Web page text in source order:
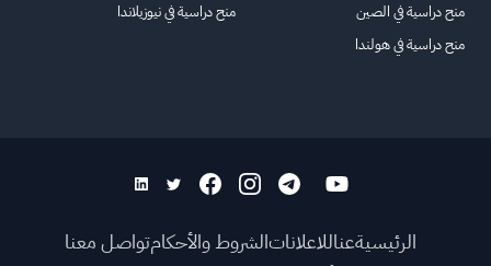
منح دراسية في الصين
منح دراسية في هولندا
منح دراسية في نيوزيلاندا
الرئيسيةعناللاعلاناتالشروط والأحكامتواصل معنا